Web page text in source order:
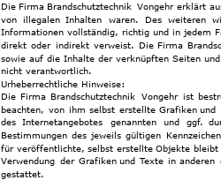
Die Firma Brandschutztechnik Vongehr erklärt
von illegalen Inhalten waren. Des weiteren
Informationen vollständig, richtig und in jedem
direkt oder indirekt verweist. Die Firma
sowie auf die Inhalte der verknüpften Seiten
nicht verantwortlich.
Urheberrechtliche Hinweise:
Die Firma Brandschutztechnik Vongehr ist
beachten, von ihm selbst erstellte Grafiken und
des Internetangebotes genannten und ggf.
Bestimmungen des jeweils gültigen
für veröffentlichte, selbst erstellte Objekte bleibt
Verwendung der Grafiken und Texte in anderen
gestattet.